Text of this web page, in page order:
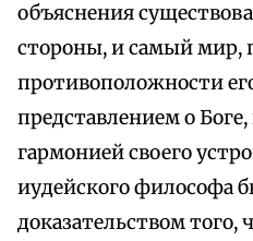
объяснения
стороны, и самый мир,
противоположности
представлением о
гармонией своего
иудейского философа
доказательством того,